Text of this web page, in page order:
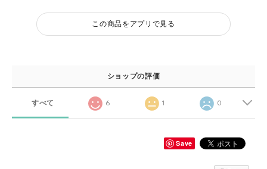
この商品をアプリで見る
ショップの評価
すべて 6 1 0
Save